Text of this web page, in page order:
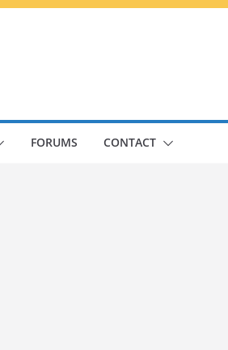
FORUMS CONTACT